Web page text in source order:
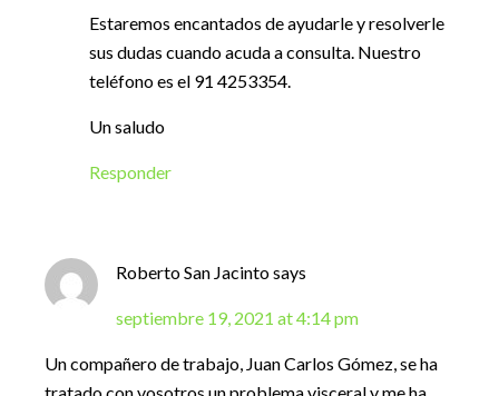
Estaremos encantados de ayudarle y resolverle
sus dudas cuando acuda a consulta. Nuestro
teléfono es el 91 4253354.
Un saludo
Responder
Roberto San Jacintosays
septiembre 19, 2021 at 4:14 pm
Un compañero de trabajo, Juan Carlos Gómez, se ha